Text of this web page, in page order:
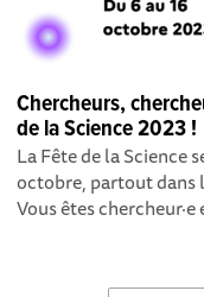
Chercheurs,
de la Science 2023 !
La Fête de la Science
octobre, partout dans
Vous êtes chercheur·e